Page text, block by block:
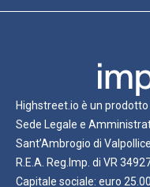
Highstreet.io è un prodotto
Sede Legale e
Sant’Ambrogio di
R.E.A. Reg.Imp. di VR
Capitale sociale: euro